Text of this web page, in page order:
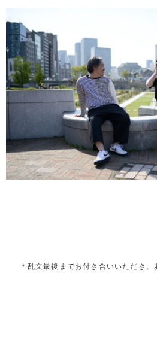
＊乱文最後までお付き合いいただき、